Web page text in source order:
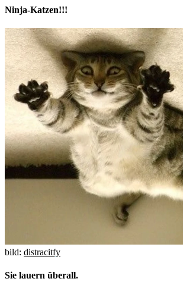
Ninja-Katzen!!!
bild: distracitfy
Sie lauern überall.